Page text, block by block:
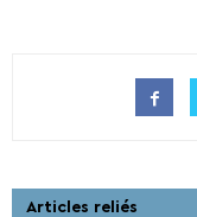
Articles reliés